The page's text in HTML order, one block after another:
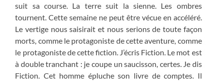
suit sa course. La terre suit la sienne. Les ombres
tournent. Cette semaine ne peut être vécue en accéléré.
Le vertige nous saisirait et nous serions de toute façon
morts, comme le protagoniste de cette aventure, comme
le protagoniste de cette fiction. J’écris Fiction. Le mot est
à double tranchant : je coupe un saucisson, certes. Je dis
Fiction. Cet homme épluche son livre de comptes. Il